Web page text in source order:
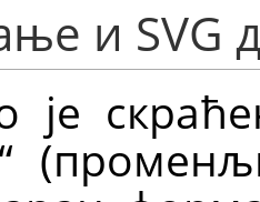
и SVG
је